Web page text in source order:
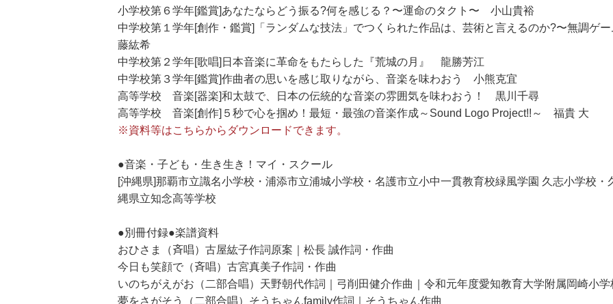
小学校第６学年[鑑賞]あなたならどう振る?何を感じる？〜運命のタクト〜 小山貴裕
中学校第１学年[創作・鑑賞]「ランダムな技法」でつくられた作品は、芸術と言えるのか?〜無調ゲ
藤紘希
中学校第２学年[歌唱]日本音楽に革命をもたらした『荒城の月』 龍勝芳江
中学校第３学年[鑑賞]作曲者の思いを感じ取りながら、音楽を味わおう 小熊克宜
高等学校 音楽[器楽]和太鼓で、日本の伝統的な音楽の雰囲気を味わおう！ 黒川千尋
高等学校 音楽[創作]５秒で心を掴め！最短・最強の音楽作成～Sound Logo Project!!～ 福貴 大
※資料等はこちらからダウンロードできます。
●音楽・子ども・生き生き！マイ・スクール
[沖縄県]那覇市立識名小学校・浦添市立浦城小学校・名護市立小中一貫教育校緑風学園 久志小学校
縄県立知念高等学校
●別冊付録●楽譜資料
おひさま（斉唱）古屋紘子作詞原案｜松長 誠作詞・作曲
今日も笑顔で（斉唱）古宮真美子作詞・作曲
いのちがえがお（二部合唱）天野朝代作詞｜弓削田健介作曲｜令和元年度愛知教育大学附属岡崎小
夢をさがそう（二部合唱）そうちゃんfamily作詞｜そうちゃん作曲